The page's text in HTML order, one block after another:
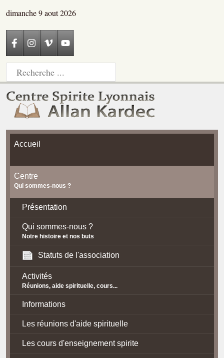
dimanche 9 aout 2026
Accueil
Centre
Qui sommes-nous ?
Présentation
Qui sommes-nous ?
Notre histoire et nos buts
Statuts de l'association
Activités
Réunions, aide spirituelle, cours...
Informations
Les réunions d'aide spirituelle
Les cours d'enseignement spirite